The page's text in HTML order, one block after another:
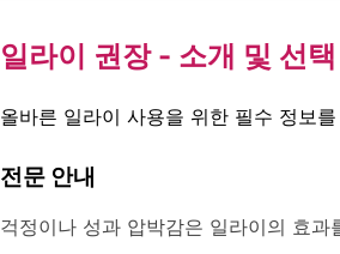
일라이 권장 - 소개 및 선
올바른 일라이 사용을 위한 필수 정보
전문 안내
걱정이나 성과 압박감은 일라이의 효